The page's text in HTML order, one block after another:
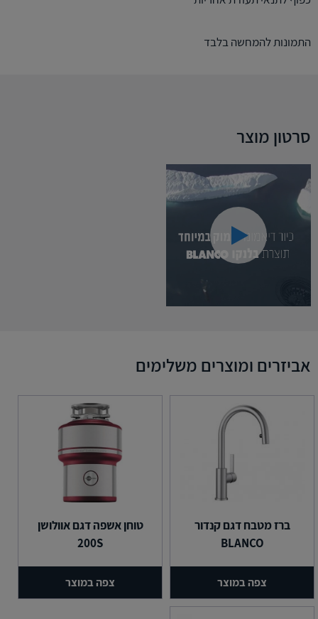
התמונות להמחשה בלבד
סרטון מוצר
אביזרים ומוצרים משלימים
ברז מטבח דגם קנדור
BLANCO
צפה במוצר
טוחן אשפה דגם אוולושן
200S
צפה במוצר